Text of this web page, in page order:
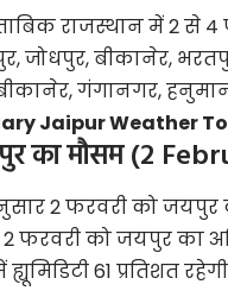
राजस्थान में 2 से 4
बीकानेर,
गंगानगर,
Jaipur Weather
का मौसम (2
2 फरवरी को जयपुर
फरवरी को जयपुर का
ह्यूमिडिटी 61 प्रतिशत